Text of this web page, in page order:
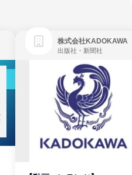
株式会社KADOKAWA
出版社・新聞社